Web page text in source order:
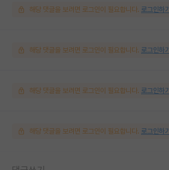
해당 댓글을 보려면 로그인이 필요합니다. 로그인하기
해당 댓글을 보려면 로그인이 필요합니다. 로그인하기
해당 댓글을 보려면 로그인이 필요합니다. 로그인하기
해당 댓글을 보려면 로그인이 필요합니다. 로그인하기